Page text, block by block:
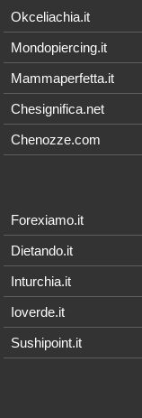
Okceliachia.it
Mondopiercing.it
Mammaperfetta.it
Chesignifica.net
Chenozze.com
Forexiamo.it
Dietando.it
Inturchia.it
Ioverde.it
Sushipoint.it